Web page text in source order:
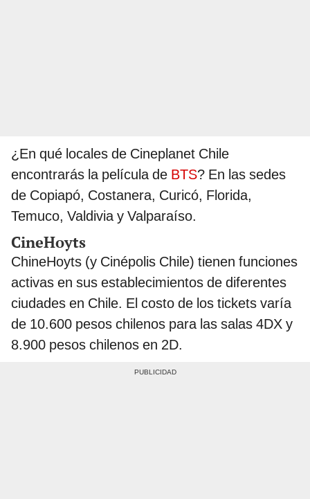
¿En qué locales de Cineplanet Chile
encontrarás la película de BTS? En las sedes
de Copiapó, Costanera, Curicó, Florida,
Temuco, Valdivia y Valparaíso.
CineHoyts
ChineHoyts (y Cinépolis Chile) tienen funciones
activas en sus establecimientos de diferentes
ciudades en Chile. El costo de los tickets varía
de 10.600 pesos chilenos para las salas 4DX y
8.900 pesos chilenos en 2D.